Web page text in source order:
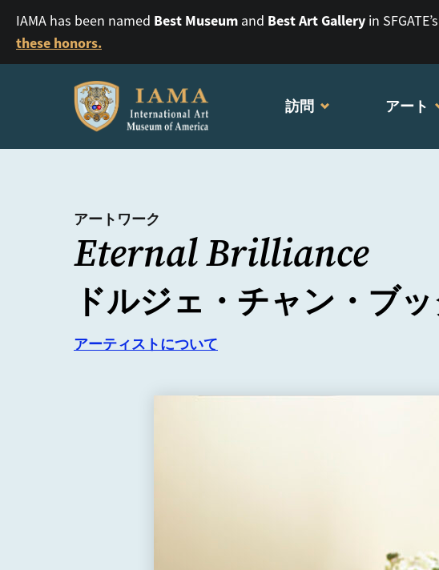
IAMA has been named Best Museum and Best Art Gallery in
these honors.
訪問 アート
アートワーク
Eternal Brilliance
ドルジェ・チャン・ブ
アーティストについて